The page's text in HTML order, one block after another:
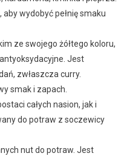
wydobyć pełnię smaku
ze swojego żółtego koloru,
Jest
zwłaszcza curry.
smak i zapach.
całych nasion, jak i
do potraw z soczewicy
nut do potraw. Jest